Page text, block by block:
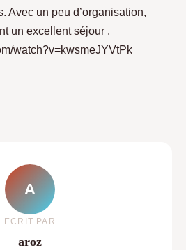
Avec un peu d’organisation,
un excellent séjour .
watch?v=kwsmeJYVtPk
A
ECRIT PAR
aroz